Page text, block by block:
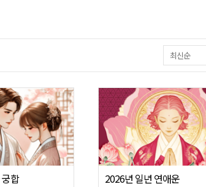
합 2026년 일년 연애운